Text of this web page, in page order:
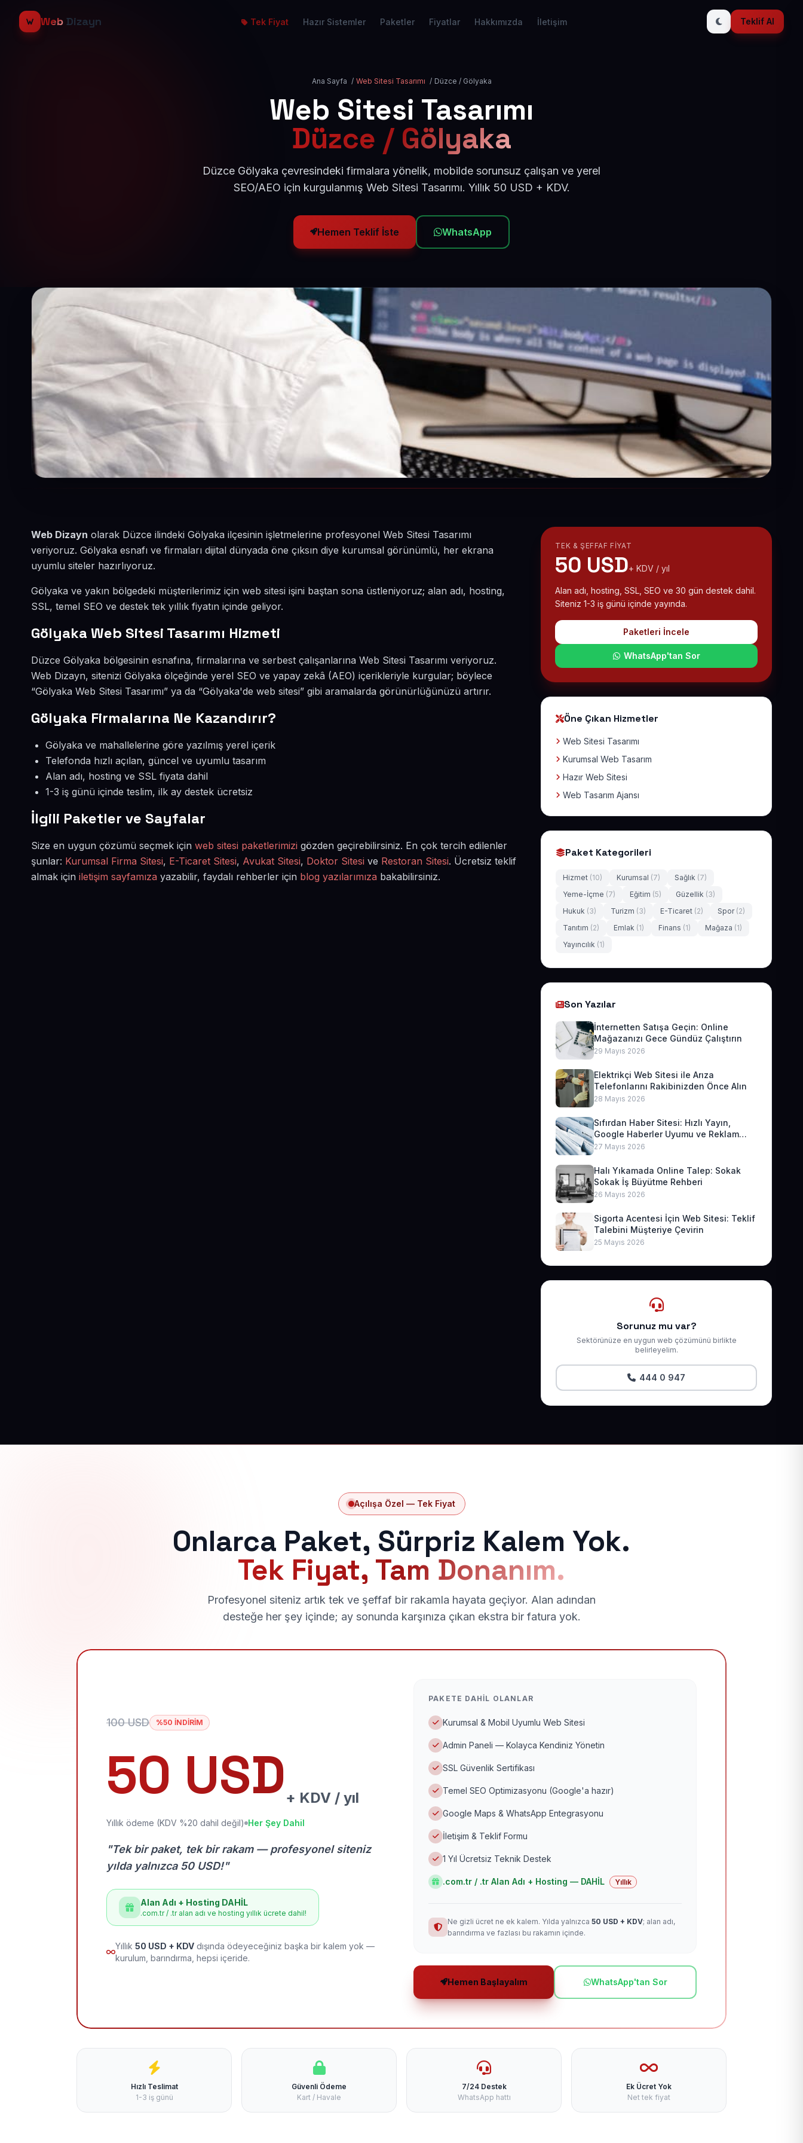
Web Dizayn Tek Fiyat Hazır Sistemler Paketler Fiyatlar Hakkımızda İletişim Teklif Al
Ana Sayfa / Web Sitesi Tasarımı / Düzce / Gölyaka
Web Sitesi Tasarımı
Düzce / Gölyaka
Düzce Gölyaka çevresindeki firmalara yönelik, mobilde sorunsuz çalışan ve yerel
SEO/AEO için kurgulanmış Web Sitesi Tasarımı. Yıllık 50 USD + KDV.
Hemen Teklif İste WhatsApp
Web Dizayn olarak Düzce ilindeki Gölyaka ilçesinin işletmelerine profesyonel Web Sitesi Tasarımı
veriyoruz. Gölyaka esnafı ve firmaları dijital dünyada öne çıksın diye kurumsal görünümlü, her ekrana
uyumlu siteler hazırlıyoruz.
Gölyaka ve yakın bölgedeki müşterilerimiz için web sitesi işini baştan sona üstleniyoruz; alan adı, hosting,
SSL, temel SEO ve destek tek yıllık fiyatın içinde geliyor.
Gölyaka Web Sitesi Tasarımı Hizmeti
Düzce Gölyaka bölgesinin esnafına, firmalarına ve serbest çalışanlarına Web Sitesi Tasarımı veriyoruz.
Web Dizayn, sitenizi Gölyaka ölçeğinde yerel SEO ve yapay zekâ (AEO) içerikleriyle kurgular; böylece
“Gölyaka Web Sitesi Tasarımı” ya da “Gölyaka'de web sitesi” gibi aramalarda görünürlüğünüzü artırır.
Gölyaka Firmalarına Ne Kazandırır?
Gölyaka ve mahallelerine göre yazılmış yerel içerik
Telefonda hızlı açılan, güncel ve uyumlu tasarım
Alan adı, hosting ve SSL fiyata dahil
1-3 iş günü içinde teslim, ilk ay destek ücretsiz
İlgili Paketler ve Sayfalar
Size en uygun çözümü seçmek için web sitesi paketlerimizi gözden geçirebilirsiniz. En çok tercih edilenler
şunlar: Kurumsal Firma Sitesi, E-Ticaret Sitesi, Avukat Sitesi, Doktor Sitesi ve Restoran Sitesi. Ücretsiz teklif
almak için iletişim sayfamıza yazabilir, faydalı rehberler için blog yazılarımıza bakabilirsiniz.
TEK & ŞEFFAF FIYAT
50 USD+ KDV / yıl
Alan adı, hosting, SSL, SEO ve 30 gün destek dahil.
Siteniz 1-3 iş günü içinde yayında.
Paketleri İncele
WhatsApp'tan Sor
Öne Çıkan Hizmetler
Web Sitesi Tasarımı
Kurumsal Web Tasarım
Hazır Web Sitesi
Web Tasarım Ajansı
Paket Kategorileri
Hizmet (10) Kurumsal (7) Sağlık (7)
Yeme-İçme (7) Eğitim (5) Güzellik (3)
Hukuk (3) Turizm (3) E-Ticaret (2) Spor (2)
Tanıtım (2) Emlak (1) Finans (1) Mağaza (1)
Yayıncılık (1)
Son Yazılar
İnternetten Satışa Geçin: Online
Mağazanızı Gece Gündüz Çalıştırın
29 Mayıs 2026
Elektrikçi Web Sitesi ile Arıza
Telefonlarını Rakibinizden Önce Alın
28 Mayıs 2026
Sıfırdan Haber Sitesi: Hızlı Yayın,
Google Haberler Uyumu ve Reklam
Geliri
27 Mayıs 2026
Halı Yıkamada Online Talep: Sokak
Sokak İş Büyütme Rehberi
26 Mayıs 2026
Sigorta Acentesi İçin Web Sitesi: Teklif
Talebini Müşteriye Çevirin
25 Mayıs 2026
Sorunuz mu var?
Sektörünüze en uygun web çözümünü birlikte
belirleyelim.
444 0 947
Açılışa Özel — Tek Fiyat
Onlarca Paket, Sürpriz Kalem Yok.
Tek Fiyat, Tam Donanım.
Profesyonel siteniz artık tek ve şeffaf bir rakamla hayata geçiyor. Alan adından
desteğe her şey içinde; ay sonunda karşınıza çıkan ekstra bir fatura yok.
100 USD %50 İNDİRİM
50 USD + KDV / yıl
Yıllık ödeme (KDV %20 dahil değil) Her Şey Dahil
"Tek bir paket, tek bir rakam — profesyonel siteniz
yılda yalnızca 50 USD!"
Alan Adı + Hosting DAHİL
.com.tr / .tr alan adı ve hosting yıllık ücrete dahil!
Yıllık 50 USD + KDV dışında ödeyeceğiniz başka bir kalem yok —
kurulum, barındırma, hepsi içeride.
PAKETE DAHIL OLANLAR
Kurumsal & Mobil Uyumlu Web Sitesi
Admin Paneli — Kolayca Kendiniz Yönetin
SSL Güvenlik Sertifikası
Temel SEO Optimizasyonu (Google'a hazır)
Google Maps & WhatsApp Entegrasyonu
İletişim & Teklif Formu
1 Yıl Ücretsiz Teknik Destek
.com.tr / .tr Alan Adı + Hosting — DAHİL Yıllık
Ne gizli ücret ne ek kalem. Yılda yalnızca 50 USD + KDV; alan adı,
barındırma ve fazlası bu rakamın içinde.
Hemen Başlayalım WhatsApp'tan Sor
Hızlı Teslimat
1-3 iş günü
Güvenli Ödeme
Kart / Havale
7/24 Destek
WhatsApp hattı
Ek Ücret Yok
Net tek fiyat